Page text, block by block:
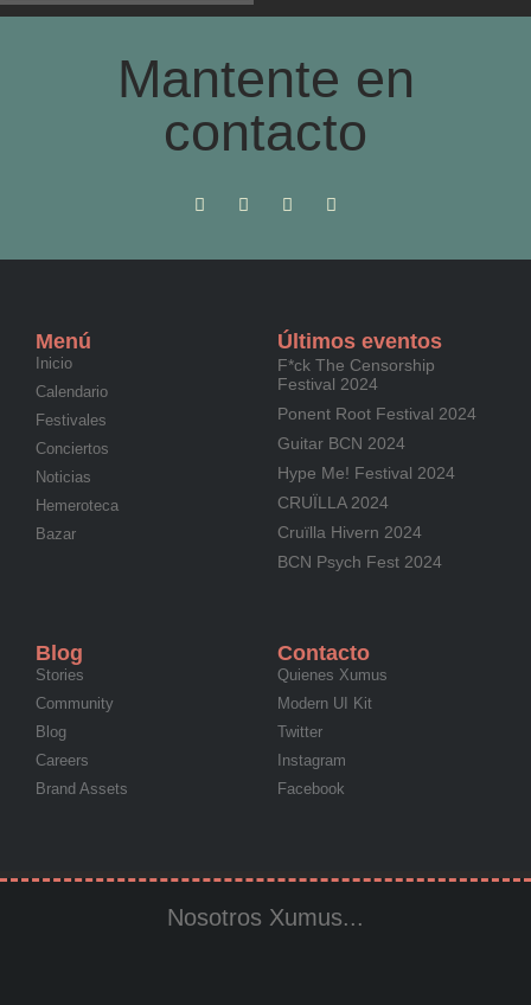
Mantente en
contacto
Menú
Inicio
Calendario
Festivales
Conciertos
Noticias
Hemeroteca
Bazar
Últimos eventos
F*ck The Censorship
Festival 2024
Ponent Root Festival 2024
Guitar BCN 2024
Hype Me! Festival 2024
CRUÏLLA 2024
Cruïlla Hivern 2024
BCN Psych Fest 2024
Blog
Stories
Community
Blog
Careers
Brand Assets
Contacto
Quienes Xumus
Modern UI Kit
Twitter
Instagram
Facebook
Nosotros Xumus...